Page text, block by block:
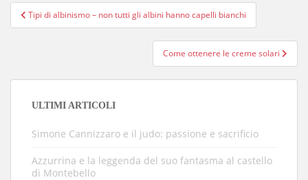
Navigazione
articoli
Tipi di albinismo – non tutti gli albini hanno capelli bianchi
Come ottenere le creme solari
ULTIMI ARTICOLI
Simone Cannizzaro e il judo: passione e sacrificio
Azzurrina e la leggenda del suo fantasma al castello
di Montebello